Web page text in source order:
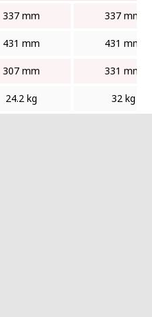
337 mm 337 mm
431 mm 431 mm
307 mm 331 mm
24.2 kg 32 kg